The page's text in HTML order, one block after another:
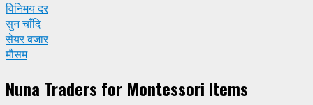
विनिमय दर
सुन चाँदि
सेयर बजार
मौसम
Nuna Traders for Montessori Items